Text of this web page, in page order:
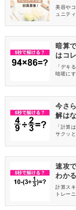
員募
美容や
ュニテ
信して
暗算
はコ
「デキ
咄嗟に
今さ
解は
「計算
サクッ
速攻
わか
計算ス
トレー